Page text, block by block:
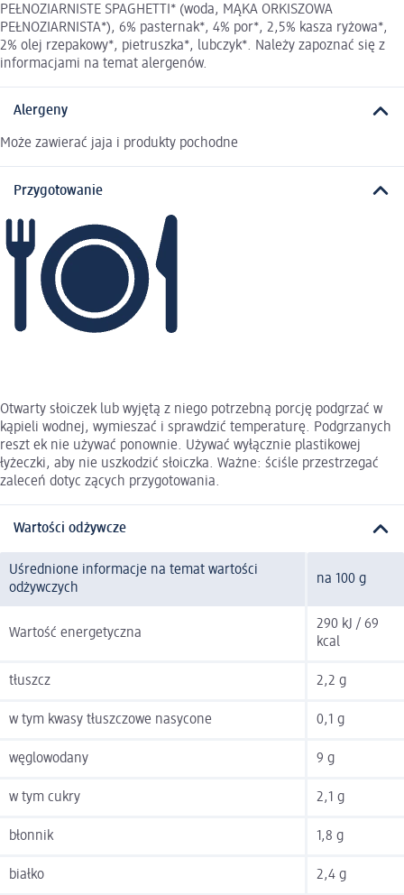
PEŁNOZIARNISTE SPAGHETTI* (woda, MĄKA ORKISZOWA
PEŁNOZIARNISTA*), 6% pasternak*, 4% por*, 2,5% kasza ryżowa*,
2% olej rzepakowy*, pietruszka*, lubczyk*. Należy zapoznać się z
informacjami na temat alergenów.
Alergeny
Może zawierać jaja i produkty pochodne
Przygotowanie
Otwarty słoiczek lub wyjętą z niego potrzebną porcję podgrzać w
kąpieli wodnej, wymieszać i sprawdzić temperaturę. Podgrzanych
reszt ek nie używać ponownie. Używać wyłącznie plastikowej
łyżeczki, aby nie uszkodzić słoiczka. Ważne: ściśle przestrzegać
zaleceń dotyc zących przygotowania.
Wartości odżywcze
Uśrednione informacje na temat wartości
odżywczych
na 100 g
Wartość energetyczna
290 kJ / 69
kcal
tłuszcz 2,2 g
w tym kwasy tłuszczowe nasycone 0,1 g
węglowodany 9 g
w tym cukry 2,1 g
błonnik 1,8 g
białko 2,4 g